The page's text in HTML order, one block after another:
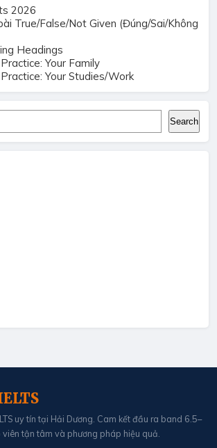
2026
True/False/Not Given (Đúng/Sai/Không
Headings
Your Family
Your Studies/Work
Search
uy tín tại Hải Dương. Cam kết đầu ra band 6.5–
tận tâm và phương pháp hiệu quả.